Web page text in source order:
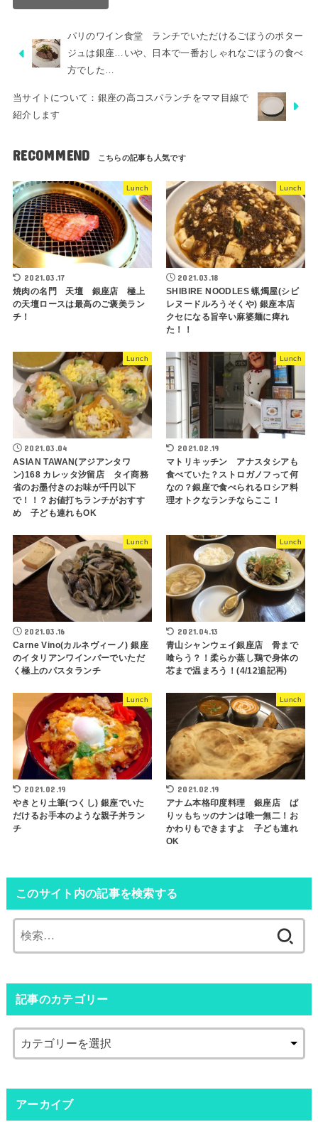
パリのワイン食堂 ランチでいただけるごぼうのポター
ジュは銀座…いや、日本で一番おしゃれなごぼうの食べ
方でした…
当サイトについて：銀座の高コスパランチをママ目線で
紹介します
RECOMMEND
Lunch
2021.03.17
焼肉の名門 天壇 銀座店 極上
の天壇ロースは最高のご褒美ラン
チ！
Lunch
2021.03.18
SHIBIRE NOODLES 蝋燭屋(シビ
レヌードルろうそくや) 銀座本店
クセになる旨辛い麻婆麺に痺れ
た！！
Lunch
2021.03.04
ASIAN TAWAN(アジアンタワ
ン)168 カレッタ汐留店 タイ商務
省のお墨付きのお味が千円以下
で！！？お値打ちランチがおすす
め 子ども連れもOK
Lunch
2021.02.19
マトリキッチン アナスタシアも
食べていた？ストロガノフって何
なの？銀座で食べられるロシア料
理オトクなランチならここ！
Lunch
2021.03.16
Carne Vino(カルネヴィーノ) 銀座
のイタリアンワインバーでいただ
く極上のパスタランチ
Lunch
2021.04.13
青山シャンウェイ銀座店 骨まで
喰らう？！柔らか蒸し鶏で身体の
芯まで温まろう！(4/12追記再)
Lunch
2021.02.19
やきとり土筆(つくし) 銀座でいた
だけるお手本のような親子丼ラン
チ
Lunch
2021.02.19
アナム本格印度料理 銀座店 ぱ
りッもちッのナンは唯一無二！お
かわりもできますよ 子ども連れ
OK
このサイト内の記事を検索する
索:
記事のカテゴリー
アーカイブ